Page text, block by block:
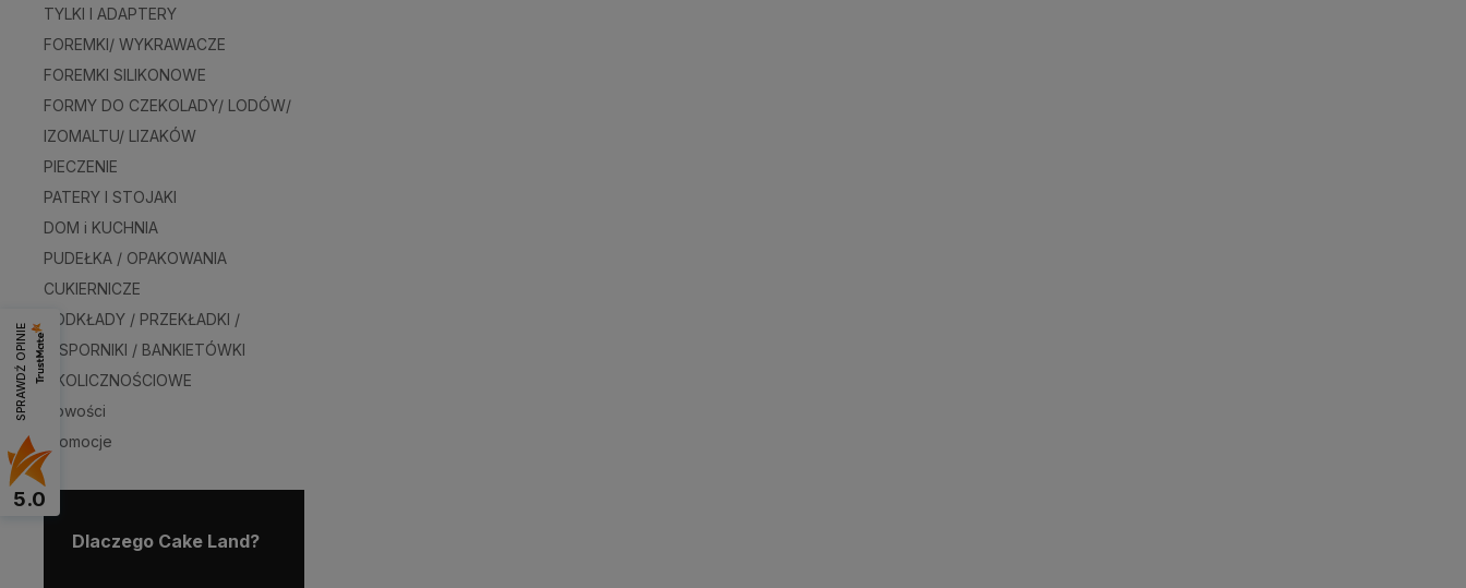
TYLKI I ADAPTERY
FOREMKI/ WYKRAWACZE
FOREMKI SILIKONOWE
FORMY DO CZEKOLADY/ LODÓW/
IZOMALTU/ LIZAKÓW
PIECZENIE
PATERY I STOJAKI
DOM i KUCHNIA
PUDEŁKA / OPAKOWANIA
CUKIERNICZE
PODKŁADY / PRZEKŁADKI /
WSPORNIKI / BANKIETÓWKI
OKOLICZNOŚCIOWE
Nowości
Promocje
Dlaczego Cake Land?
SPRAWDŹ OPINIE
5.0